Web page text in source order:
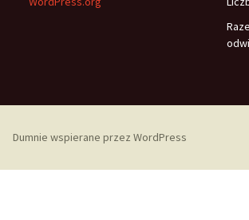
Dumnie wspierane przez WordPress